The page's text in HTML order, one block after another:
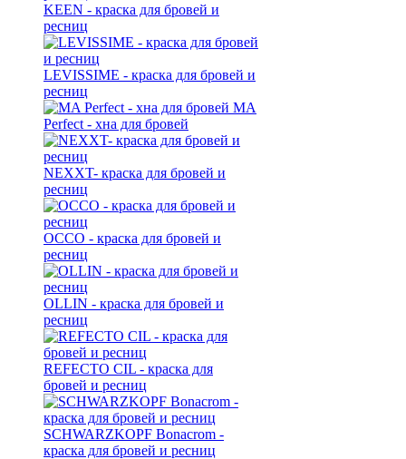
KEEN - краска для бровей и
ресниц
LEVISSIME - краска для бровей и
ресниц
MA
Perfect - хна для бровей
NEXXT- краска для бровей и
ресниц
OCCO - краска для бровей и
ресниц
OLLIN - краска для бровей и
ресниц
REFECTO CIL - краска для
бровей и ресниц
SCHWARZKOPF Bonacrom -
краска для бровей и ресниц